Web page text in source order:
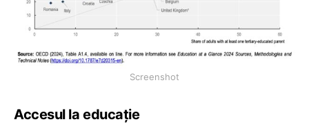
Screenshot
Accesul la educație